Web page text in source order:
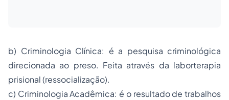
b) Criminologia Clínica: é a pesquisa criminológica
direcionada ao preso. Feita através da laborterapia
prisional (ressocialização).
c) Criminologia Acadêmica: é o resultado de trabalhos